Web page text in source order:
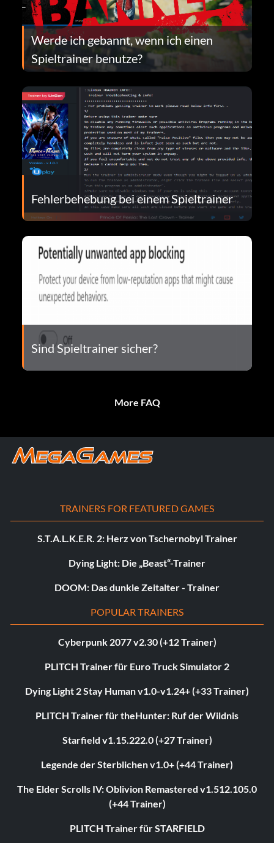
Werde ich gebannt, wenn ich einen
Spieltrainer benutze?
Fehlerbehebung bei einem Spieltrainer
Sind Spieltrainer sicher?
More FAQ
TRAINERS FOR FEATURED GAMES
S.T.A.L.K.E.R. 2: Herz von Tschernobyl Trainer
Dying Light: Die „Beast“-Trainer
DOOM: Das dunkle Zeitalter - Trainer
POPULAR TRAINERS
Cyberpunk 2077 v2.30 (+12 Trainer)
PLITCH Trainer für Euro Truck Simulator 2
Dying Light 2 Stay Human v1.0-v1.24+ (+33 Trainer)
PLITCH Trainer für theHunter: Ruf der Wildnis
Starfield v1.15.222.0 (+27 Trainer)
Legende der Sterblichen v1.0+ (+44 Trainer)
The Elder Scrolls IV: Oblivion Remastered v1.512.105.0
(+44 Trainer)
PLITCH Trainer für STARFIELD